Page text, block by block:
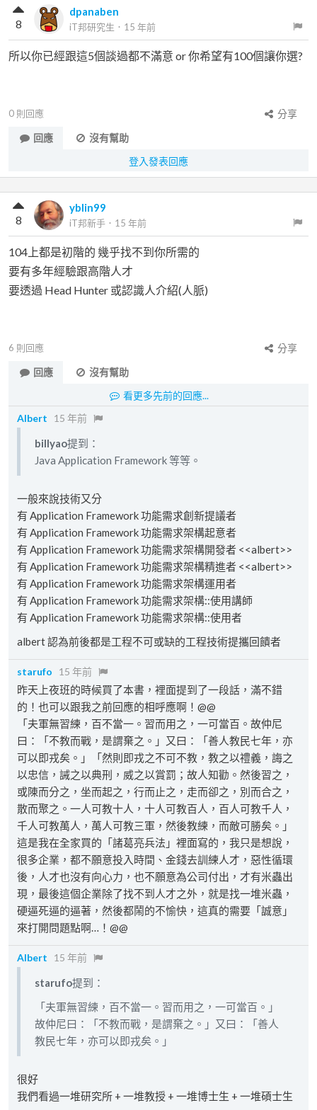
dpanaben
iT邦研究生 ． 15 年前
8
所以你已經跟這5個談過都不滿意 or 你希望有100個讓你選?
0 則回應
分享
回應
沒有幫助
登入發表回應
yblin99
iT邦新手 ． 15 年前
8
104上都是初階的 幾乎找不到你所需的
要有多年經驗跟高階人才
要透過 Head Hunter 或認識人介紹(人脈)
6 則回應
分享
回應
沒有幫助
看更多先前的回應...
Albert
15 年前
billyao提到：
Java Application Framework 等等。
一般來說技術又分
有 Application Framework 功能需求創新提議者
有 Application Framework 功能需求架構起意者
有 Application Framework 功能需求架構開發者 <<albert>>
有 Application Framework 功能需求架構精進者 <<albert>>
有 Application Framework 功能需求架構運用者
有 Application Framework 功能需求架構::使用講師
有 Application Framework 功能需求架構::使用者
albert 認為前後都是工程不可或缺的工程技術提攜回饋者
starufo 15 年前
昨天上夜班的時候買了本書，裡面提到了一段話，滿不錯
的！也可以跟我之前回應的相呼應啊！@@
「夫軍無習練，百不當一。習而用之，一可當百。故仲尼
曰：「不教而戰，是謂棄之。」又曰：「善人教民七年，亦
可以即戎矣。」「然則即戎之不可不教，教之以禮義，誨之
以忠信，誡之以典刑，威之以賞罰；故人知勸。然後習之，
或陳而分之，坐而起之，行而止之，走而卻之，別而合之，
散而聚之。一人可教十人，十人可教百人，百人可教千人，
千人可教萬人，萬人可教三軍，然後教練，而敵可勝矣。」
這是我在全家買的「諸葛亮兵法」裡面寫的，我只是想說，
很多企業，都不願意投入時間、金錢去訓練人才，惡性循環
後，人才也沒有向心力，也不願意為公司付出，才有米蟲出
現，最後這個企業除了找不到人才之外，就是找一堆米蟲，
硬逼死逼的逼著，然後都鬧的不愉快，這真的需要「誠意」
來打開問題點啊…！@@
Albert 15 年前
starufo提到：
「夫軍無習練，百不當一。習而用之，一可當百。」
故仲尼曰：「不教而戰，是謂棄之。」又曰：「善人
教民七年，亦可以即戎矣。」
很好
我們看過一堆研究所 + 一堆教授 + 一堆博士生 + 一堆碩士生